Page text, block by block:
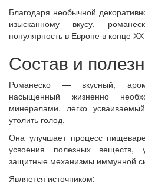
Благодаря необычной
изысканному вкусу,
популярность в Европе в конце ХХ
Состав и
Романеско — вкусный,
насыщенный жизненно
минералами, легко
утолить голод.
Она улучшает процесс
усвоения полезных веществ,
защитные механизмы иммунной
Является источником: